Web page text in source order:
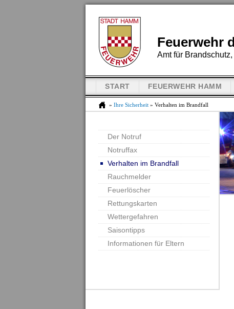
Feuerwehr
Amt für
START FEUERWEHR HAMM
» Ihre Sicherheit » Verhalten im Brandfall
Der Notruf
Notruffax
Verhalten im Brandfall
Rauchmelder
Feuerlöscher
Rettungskarten
Wettergefahren
Saisontipps
Informationen für Eltern